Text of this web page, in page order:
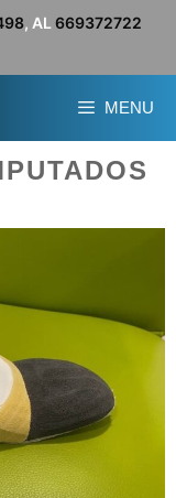
, AL 669372722
MENU